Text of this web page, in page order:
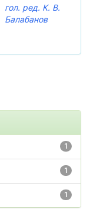
гол. ред. К. В.
Балабанов
1
1
1